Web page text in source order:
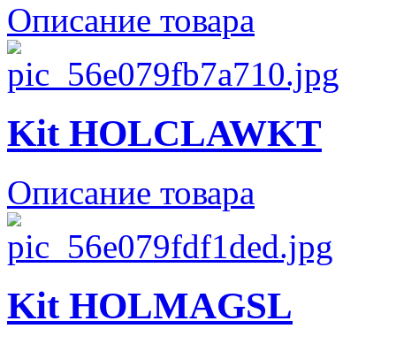
Описание товара
Kit HOLCLAWKT
Описание товара
Kit HOLMAGSL